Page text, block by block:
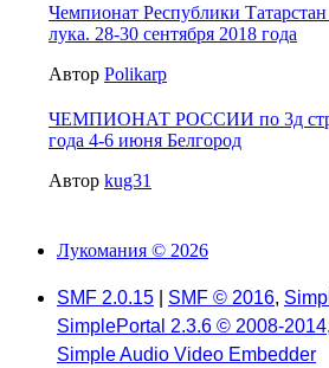
Чемпионат Республики
лука. 28-30 сентября 2018 года
Автор Polikarp
ЧЕМПИОНАТ РОССИИ по 3д
года 4-6 июня Белгород
Автор kug31
Лукомания © 2026
SMF 2.0.15 SMF © 2016,
SimplePortal 2.3.6 © 2008-
Simple Audio Video Embedder